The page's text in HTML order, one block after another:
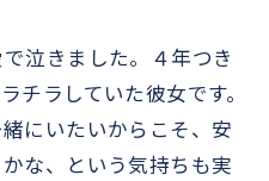
泣きました。４年つき
チラしていた彼女です。
にいたいからこそ、安
な、という気持ちも実